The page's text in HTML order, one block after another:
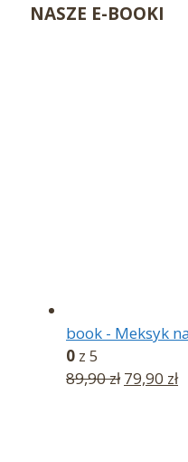
NASZE E-BOOKI
book - Meksyk
0 z 5
89,90zł Pierwotna
79,90 zł